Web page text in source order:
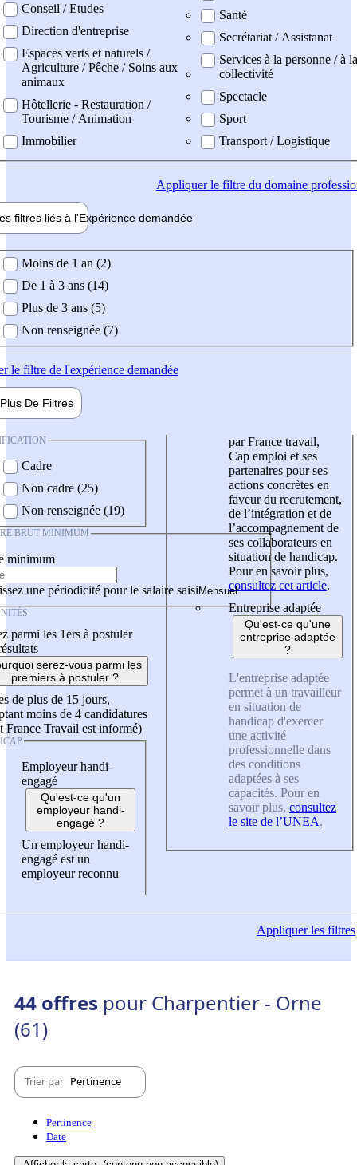
Conseil / Etudes
Direction d'entreprise
Espaces verts et naturels /
Agriculture / Pêche / Soins aux
animaux
Hôtellerie - Restauration /
Tourisme / Animation
Immobilier
Santé
Secrétariat / Assistanat
Services à la personne / à la
collectivité
Spectacle
Sport
Transport / Logistique
Appliquerle filtre du domaine
filtres liés à l'Expérience demandée
demandée
Moins de 1 an (2)
De 1 à 3 ans (14)
Plus de 3 ans (5)
Non renseignée (7)
le filtre de l'expérience demandée
Plus De Filtres
Cadre
Non cadre (25)
Non renseignée (19)
BRUT MINIMUM
minimum
une périodicité pour le salaire saisi
parmi les 1ers à postuler
serez-vous parmi les
premiers à postuler ?
de plus de 15 jours,
moins de 4 candidatures
France Travail est informé)
Employeur handi-
engagé
Qu'est-ce qu'un
employeur handi-
engagé ?
Un employeur handi-
engagé est un
employeur reconnu
par France travail,
Cap emploi et ses
partenaires pour ses
actions concrètes en
faveur du recrutement,
de l’intégration et de
l’accompagnement de
ses collaborateurs en
situation de handicap.
Pour en savoir plus,
consultez cet article.
Entreprise adaptée
Qu'est-ce qu'une
entreprise adaptée
?
L'entreprise adaptée
permet à un travailleur
en situation de
handicap d'exercer
une activité
professionnelle dans
des conditions
adaptées à ses
capacités. Pour en
savoir plus, consultez
le site de l’UNEA.
Appliquerles filtres
44 offres pour Charpentier - Orne
(61)
Trier par Pertinence
Pertinence
Date